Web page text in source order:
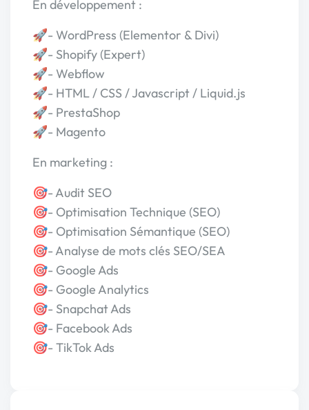
En développement :
🚀- WordPress (Elementor & Divi)
🚀- Shopify (Expert)
🚀- Webflow
🚀- HTML / CSS / Javascript / Liquid.js
🚀- PrestaShop
🚀- Magento
En marketing :
🎯- Audit SEO
🎯- Optimisation Technique (SEO)
🎯- Optimisation Sémantique (SEO)
🎯- Analyse de mots clés SEO/SEA
🎯- Google Ads
🎯- Google Analytics
🎯- Snapchat Ads
🎯- Facebook Ads
🎯- TikTok Ads